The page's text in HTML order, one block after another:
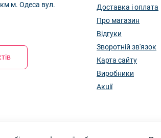
м. Одеса вул.
Доставка і оплата
Про магазин
Відгуки
Зворотній зв'язок
Карта сайту
Виробники
Акції